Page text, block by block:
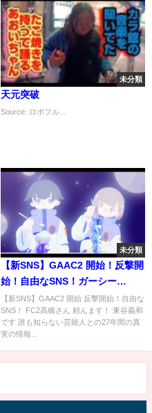
未分類
天元突破
Source: ロボフル...
未分類
【新SNS】GAAC2 開始！反撃開
始！自由なSNS！ガーシー
ch【東谷義和】切り抜き
【新SNS】GAAC2 開始 反撃開始！自由な
SNS！ FC2高橋さん 頼んます！ 東谷義和
です 誰も知らない芸能人との27年間の真
実の情報...